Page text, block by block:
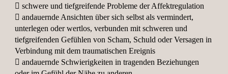
 schwere und tiefgreifende Probleme der Affektregulation
 andauernde Ansichten über sich selbst als vermindert,
unterlegen oder wertlos, verbunden mit schweren und
tiefgreifenden Gefühlen von Scham, Schuld oder Versagen in
Verbindung mit dem traumatischen Ereignis
 andauernde Schwierigkeiten in tragenden Beziehungen